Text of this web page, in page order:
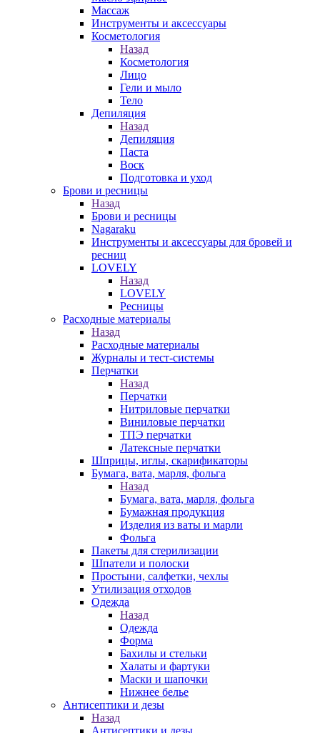
Массаж
Инструменты и аксессуары
Косметология
Назад
Косметология
Лицо
Гели и мыло
Тело
Депиляция
Назад
Депиляция
Паста
Воск
Подготовка и уход
Брови и ресницы
Назад
Брови и ресницы
Nagaraku
Инструменты и аксессуары для бровей и
ресниц
LOVELY
Назад
LOVELY
Ресницы
Расходные материалы
Назад
Расходные материалы
Журналы и тест-системы
Перчатки
Назад
Перчатки
Нитриловые перчатки
Виниловые перчатки
ТПЭ перчатки
Латексные перчатки
Шприцы, иглы, скарификаторы
Бумага, вата, марля, фольга
Назад
Бумага, вата, марля, фольга
Бумажная продукция
Изделия из ваты и марли
Фольга
Пакеты для стерилизации
Шпатели и полоски
Простыни, салфетки, чехлы
Утилизация отходов
Одежда
Назад
Одежда
Форма
Бахилы и стельки
Халаты и фартуки
Маски и шапочки
Нижнее белье
Антисептики и дезы
Назад
Антисептики и дезы